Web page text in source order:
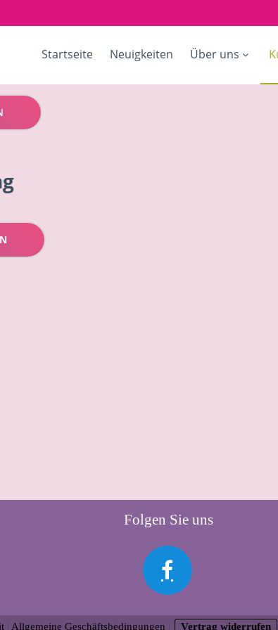
Startseite Neuigkeiten Über uns
Folgen Sie uns
| Allgemeine Geschäftsbedingungen | Vertrag widerrufen